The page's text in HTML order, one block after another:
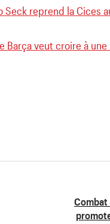
Seck reprend la Cices
Barça veut croire à
Combat